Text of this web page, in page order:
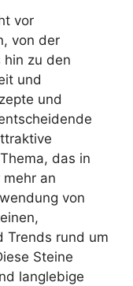
vor
von der
zu den
und
und
das in
an
von
Trends rund um
Steine
langlebige